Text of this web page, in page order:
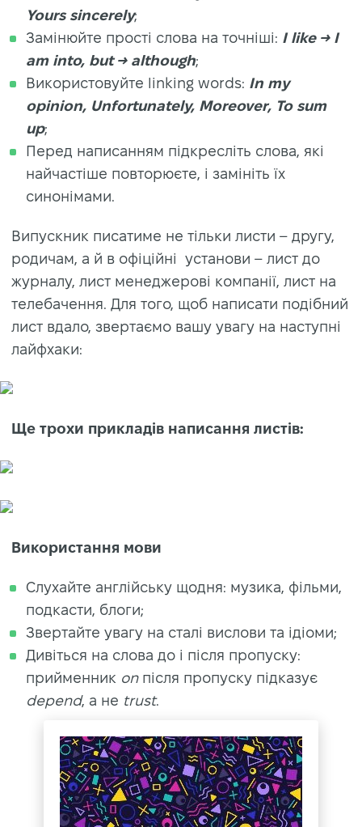
Yours sincerely;
Замінюйте прості слова на точніші: I like → I
am into, but → although;
Використовуйте linking words: In my
opinion, Unfortunately, Moreover, To sum
up;
Перед написанням підкресліть слова, які
найчастіше повторюєте, і замініть їх
синонімами.
Випускник писатиме не тільки листи – другу,
родичам, а й в офіційні установи – лист до
журналу, лист менеджерові компанії, лист на
телебачення. Для того, щоб написати подібний
лист вдало, звертаємо вашу увагу на наступні
лайфхаки:
Ще трохи прикладів написання листів:
Використання мови
Слухайте англійську щодня: музика, фільми,
подкасти, блоги;
Звертайте увагу на сталі вислови та ідіоми;
Дивіться на слова до і після пропуску:
прийменник onпісля пропуску підказує
depend, а не trust.